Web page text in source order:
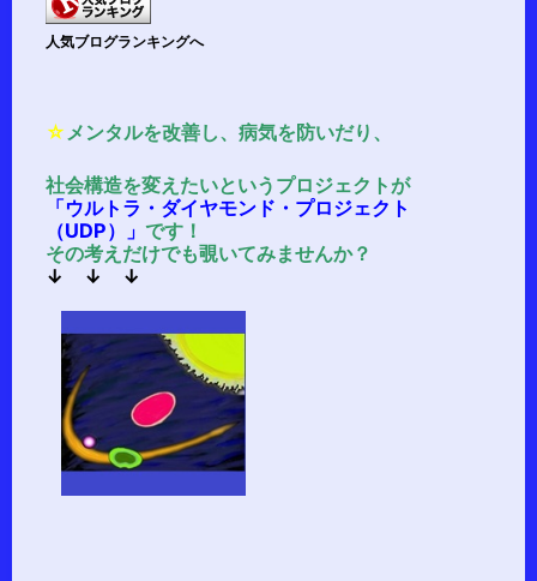
人気ブログランキングへ
☆メンタルを改善し、病気を防いだり、
社会構造を変えたいというプロジェクトが
「ウルトラ・ダイヤモンド・プロジェクト
（UDP）」 です！
その考えだけでも覗いてみませんか？
↓ ↓ ↓